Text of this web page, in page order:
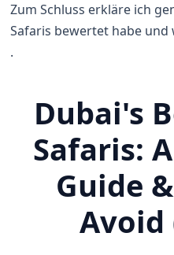
Zum Schluss erkläre ich
Safaris bewertet habe
.
Dubai's
Safaris:
Guide
Avoid